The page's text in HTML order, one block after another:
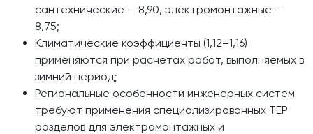
сантехнические — 8,90, электромонтажные —
8,75;
Климатические коэффициенты (1,12–1,16)
применяются при расчётах работ, выполняемых в
зимний период;
Региональные особенности инженерных систем
требуют применения специализированных ТЕР
разделов для электромонтажных и